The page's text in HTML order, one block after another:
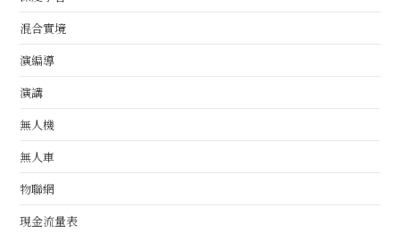
混合實境
演編導
演講
無人機
無人車
物聯網
現金流量表